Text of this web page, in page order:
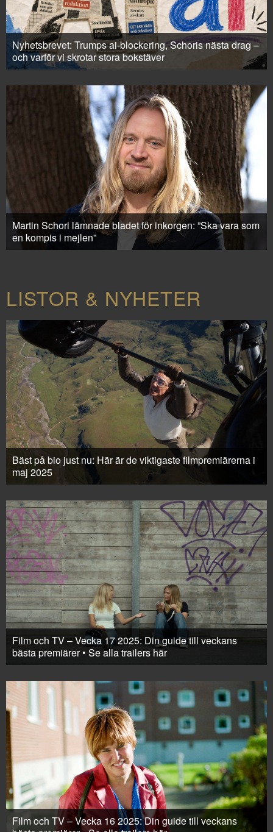
Nyhetsbrevet: Trumps ai-blockering, Schoris nästa drag –
och varför vi skrotar stora bokstäver
Martin Schori lämnade bladet för inkorgen: ”Ska vara som
en kompis i mejlen”
LISTOR & NYHETER
Bäst på bio just nu: Här är de viktigaste filmpremiärerna i
maj 2025
Film och TV – Vecka 17 2025: Din guide till veckans
bästa premiärer • Se alla trailers här
Film och TV – Vecka 16 2025: Din guide till veckans